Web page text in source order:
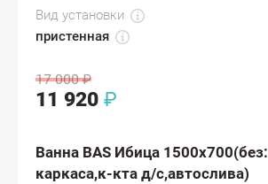
Вид установки
пристенная
17 000 ₽
11 920 ₽
Ванна BAS Ибица 1500х700(без:
каркаса,к-кта д/с,автослива)